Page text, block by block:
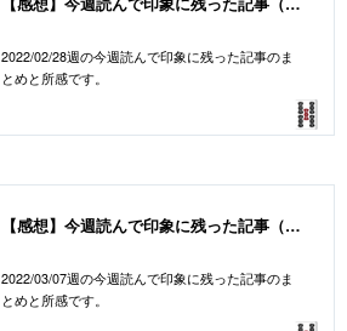
2022/02/28週の今週読んで印象に残った記事のま
とめと所感です。
【感想】今週読んで印象に残った記事（20220307週）
2022/03/07週の今週読んで印象に残った記事のま
とめと所感です。